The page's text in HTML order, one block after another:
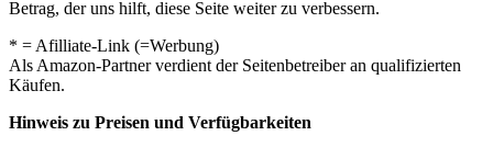
Betrag, der uns hilft, diese Seite weiter zu verbessern.
* = Afilliate-Link (=Werbung)
Als Amazon-Partner verdient der Seitenbetreiber an qualifizierten
Käufen.
Hinweis zu Preisen und Verfügbarkeiten